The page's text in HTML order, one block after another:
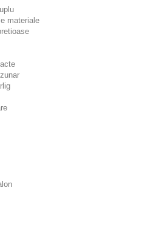
materiale